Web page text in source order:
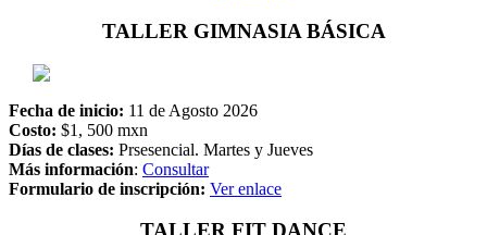
TALLER GIMNASIA BÁSICA
Fecha de inicio: 11 de Agosto 2026
Costo: $1, 500 mxn
Días de clases: Prsesencial. Martes y Jueves
Más información: Consultar
Formulario de inscripción: Ver enlace
TALLER FIT DANCE